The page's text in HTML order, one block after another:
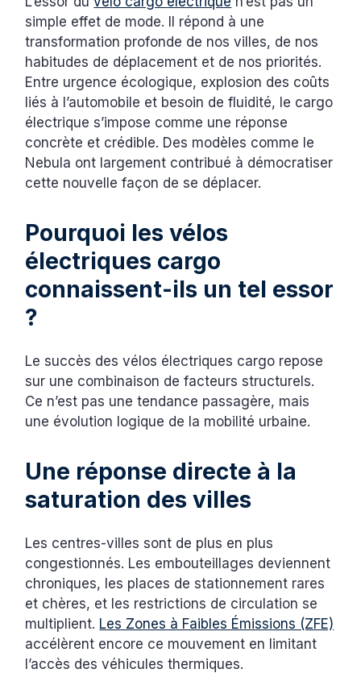
simple effet de mode. Il répond à une
transformation profonde de nos villes, de nos
habitudes de déplacement et de nos priorités.
Entre urgence écologique, explosion des coûts
liés à l’automobile et besoin de fluidité, le cargo
électrique s’impose comme une réponse
concrète et crédible. Des modèles comme le
Nebula ont largement contribué à démocratiser
cette nouvelle façon de se déplacer.
Pourquoi les vélos
électriques cargo
connaissent-ils un tel essor
?
Le succès des vélos électriques cargo repose
sur une combinaison de facteurs structurels.
Ce n’est pas une tendance passagère, mais
une évolution logique de la mobilité urbaine.
Une réponse directe à la
saturation des villes
Les centres-villes sont de plus en plus
congestionnés. Les embouteillages deviennent
chroniques, les places de stationnement rares
et chères, et les restrictions de circulation se
multiplient. Les Zones à Faibles Émissions (ZFE)
accélèrent encore ce mouvement en limitant
l’accès des véhicules thermiques.